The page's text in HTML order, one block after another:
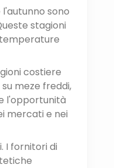
sono
stagioni
costiere
meze freddi,
l'opportunità
mercati e nei
I fornitori di